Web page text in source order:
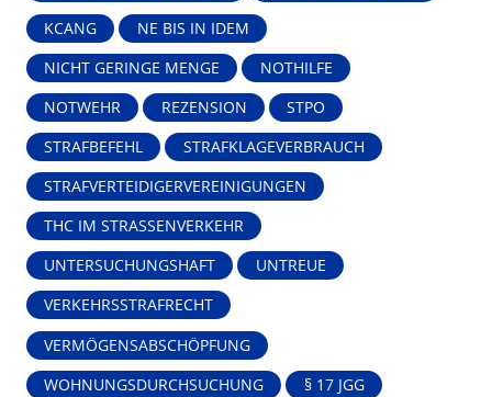
KCANG NE BIS IN IDEM
NICHT GERINGE MENGE NOTHILFE
NOTWEHR REZENSION STPO
STRAFBEFEHL STRAFKLAGEVERBRAUCH
STRAFVERTEIDIGERVEREINIGUNGEN
THC IM STRASSENVERKEHR
UNTERSUCHUNGSHAFT UNTREUE
VERKEHRSSTRAFRECHT
VERMÖGENSABSCHÖPFUNG
WOHNUNGSDURCHSUCHUNG § 17 JGG